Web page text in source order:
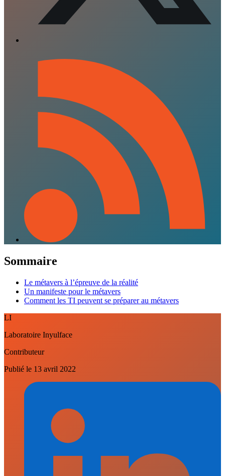
Sommaire
Le métavers à l’épreuve de la réalité
Un manifeste pour le métavers
Comment les TI peuvent se préparer au métavers
LI
Laboratoire Inyulface
Contributeur
Publié le 13 avril 2022